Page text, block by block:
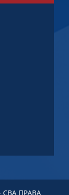
СВА ПРАВА